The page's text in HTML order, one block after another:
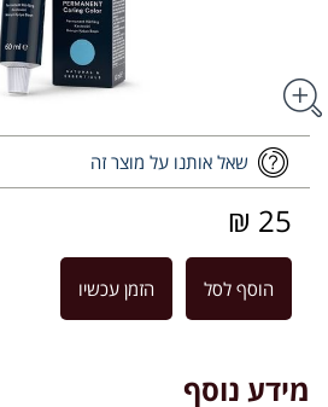
שאל אותנו על מוצר זה
25 ₪
הוסף לסל הזמן עכשיו
מידע נוסף